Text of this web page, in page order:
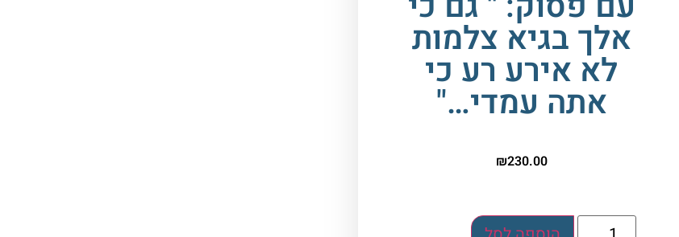
אלך בגיא צלמות
לא אירע רע כי
אתה עמדי…"
₪230.00